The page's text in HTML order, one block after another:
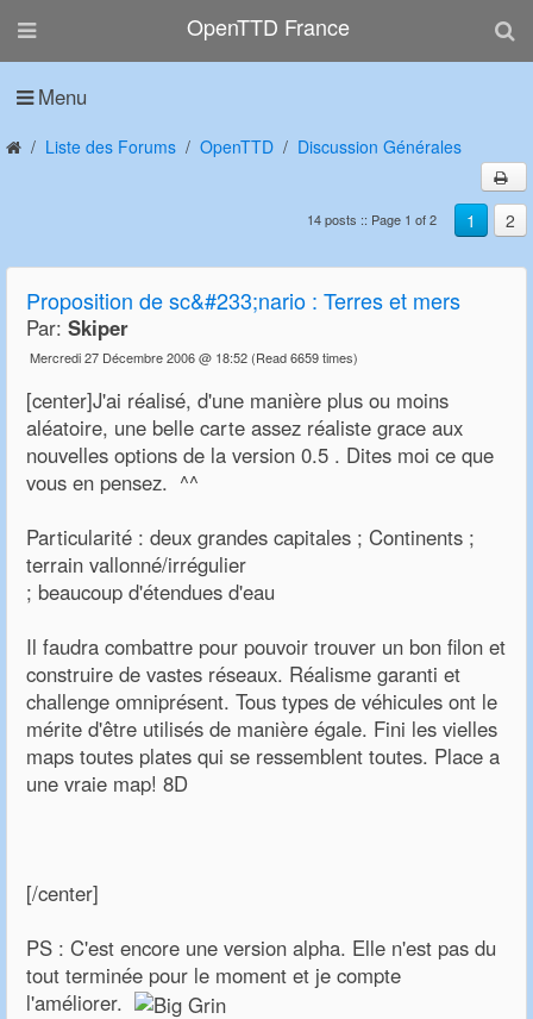
OpenTTD France
Menu
Liste des Forums OpenTTD Discussion Générales
1 2
14 posts :: Page 1 of 2
Proposition de sc&#233;nario : Terres et mers
Par: Skiper
Mercredi 27 Décembre 2006 @ 18:52 (Read 6659 times)
[center]J'ai réalisé, d'une manière plus ou moins
aléatoire, une belle carte assez réaliste grace aux
nouvelles options de la version 0.5 . Dites moi ce que
vous en pensez. ^^
Particularité : deux grandes capitales ; Continents ;
terrain vallonné/irrégulier
; beaucoup d'étendues d'eau
Il faudra combattre pour pouvoir trouver un bon filon et
construire de vastes réseaux. Réalisme garanti et
challenge omniprésent. Tous types de véhicules ont le
mérite d'être utilisés de manière égale. Fini les vielles
maps toutes plates qui se ressemblent toutes. Place a
une vraie map! 8D
[/center]
PS : C'est encore une version alpha. Elle n'est pas du
tout terminée pour le moment et je compte
l'améliorer.